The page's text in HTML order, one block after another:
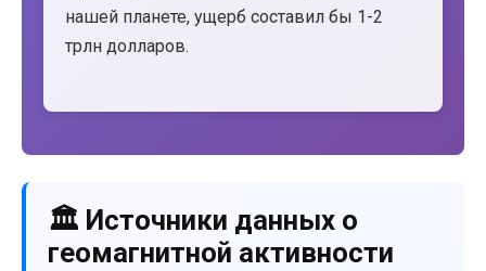
нашей планете, ущерб составил бы 1-2
трлн долларов.
🏛️ Источники данных о
геомагнитной активности